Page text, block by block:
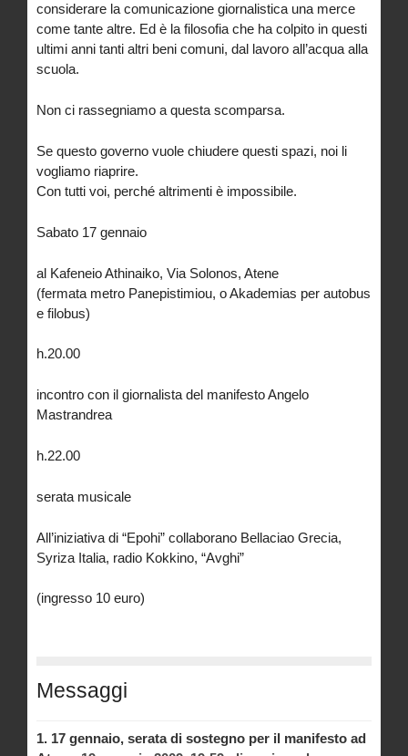
considerare la comunicazione giornalistica una merce
come tante altre. Ed è la filosofia che ha colpito in questi
ultimi anni tanti altri beni comuni, dal lavoro all’acqua alla
scuola.
Non ci rassegniamo a questa scomparsa.
Se questo governo vuole chiudere questi spazi, noi li
vogliamo riaprire.
Con tutti voi, perché altrimenti è impossibile.
Sabato 17 gennaio
al Kafeneio Athinaiko, Via Solonos, Atene
(fermata metro Panepistimiou, o Akademias per autobus
e filobus)
h.20.00
incontro con il giornalista del manifesto Angelo
Mastrandrea
h.22.00
serata musicale
All’iniziativa di “Epohi” collaborano Bellaciao Grecia,
Syriza Italia, radio Kokkino, “Avghi”
(ingresso 10 euro)
Messaggi
1. 17 gennaio, serata di sostegno per il manifesto ad